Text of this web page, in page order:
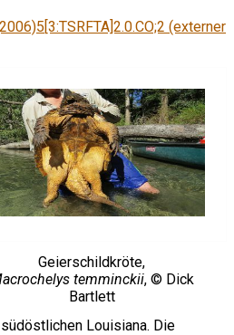
(externer
Geierschildkröte,
temminckii, © Dick
Bartlett
Louisiana. Die